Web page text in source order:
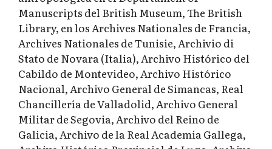
Manuscripts del British Museum, The British
Library, en los Archives Nationales de Francia,
Archives Nationales de Tunisie, Archivio di
Stato de Novara (Italia), Archivo Histórico del
Cabildo de Montevideo, Archivo Histórico
Nacional, Archivo General de Simancas, Real
Chancillería de Valladolid, Archivo General
Militar de Segovia, Archivo del Reino de
Galicia, Archivo de la Real Academia Gallega,